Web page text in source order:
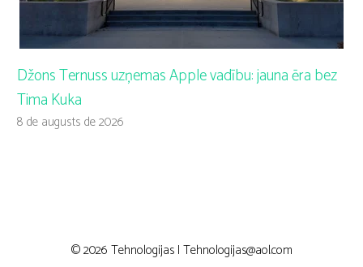
Džons Ternuss uzņemas Apple vadību: jauna ēra bez
Tima Kuka
8 de augusts de 2026
© 2026 Tehnologijas | Tehnologijas@aol.com